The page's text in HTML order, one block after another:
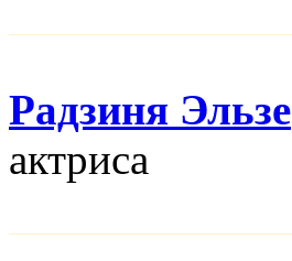
Радзиня Эльзе
актриса